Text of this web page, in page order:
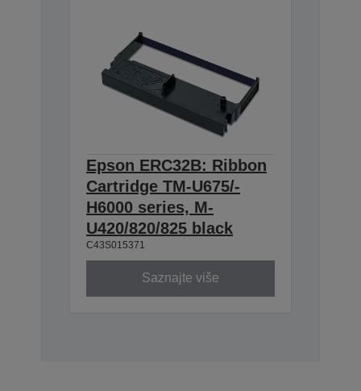
Epson ERC32B: Ribbon
Cartridge TM-U675/-
H6000 series, M-
U420/820/825 black
C43S015371
Saznajte više